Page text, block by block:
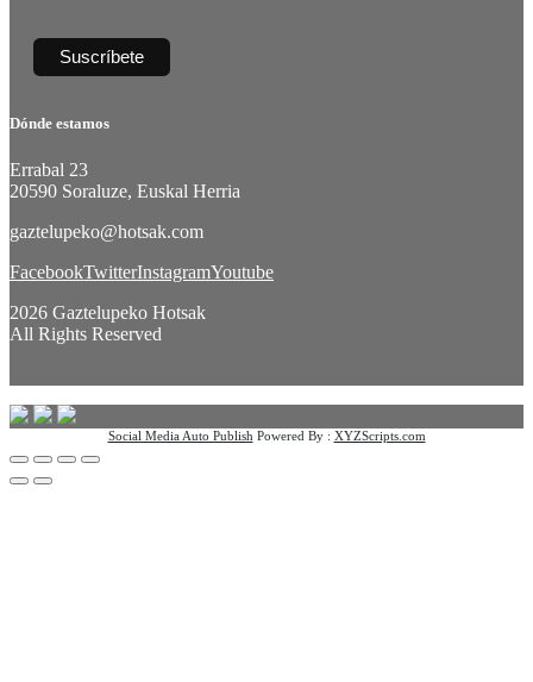
Dónde estamos
Errabal 23
20590 Soraluze, Euskal Herria
gaztelupeko@hotsak.com
FacebookTwitterInstagramYoutube
2026 Gaztelupeko Hotsak
All Rights Reserved
Social Media Auto PublishPowered By : XYZScripts.com